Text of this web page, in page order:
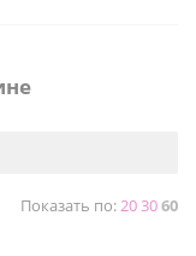
Показать по:203060